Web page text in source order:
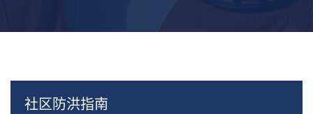
社区防洪指南